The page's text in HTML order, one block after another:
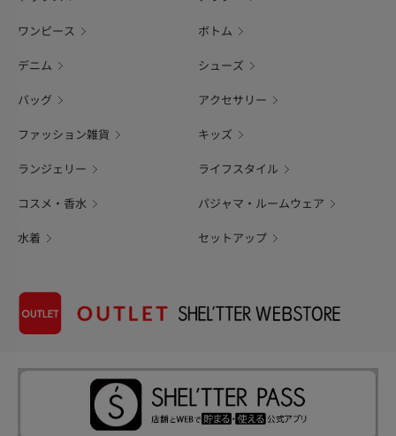
ワンピース ボトム
デニム シューズ
バッグ アクセサリー
ファッション雑貨 キッズ
ランジェリー ライフスタイル
コスメ・香水 パジャマ・ルームウェア
水着 セットアップ